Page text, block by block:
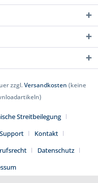
zzgl.Versandkosten (keine
Streitbeilegung
Kontakt
Datenschutz